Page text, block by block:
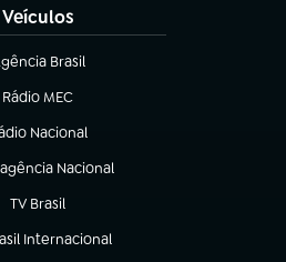
Veículos
Brasil
em nova aba)
Rádio MEC
(abre em nova aba)
Nacional
Nacional
nova aba)
TV Brasil
(abre em nova aba)
Internacional
em nova aba)